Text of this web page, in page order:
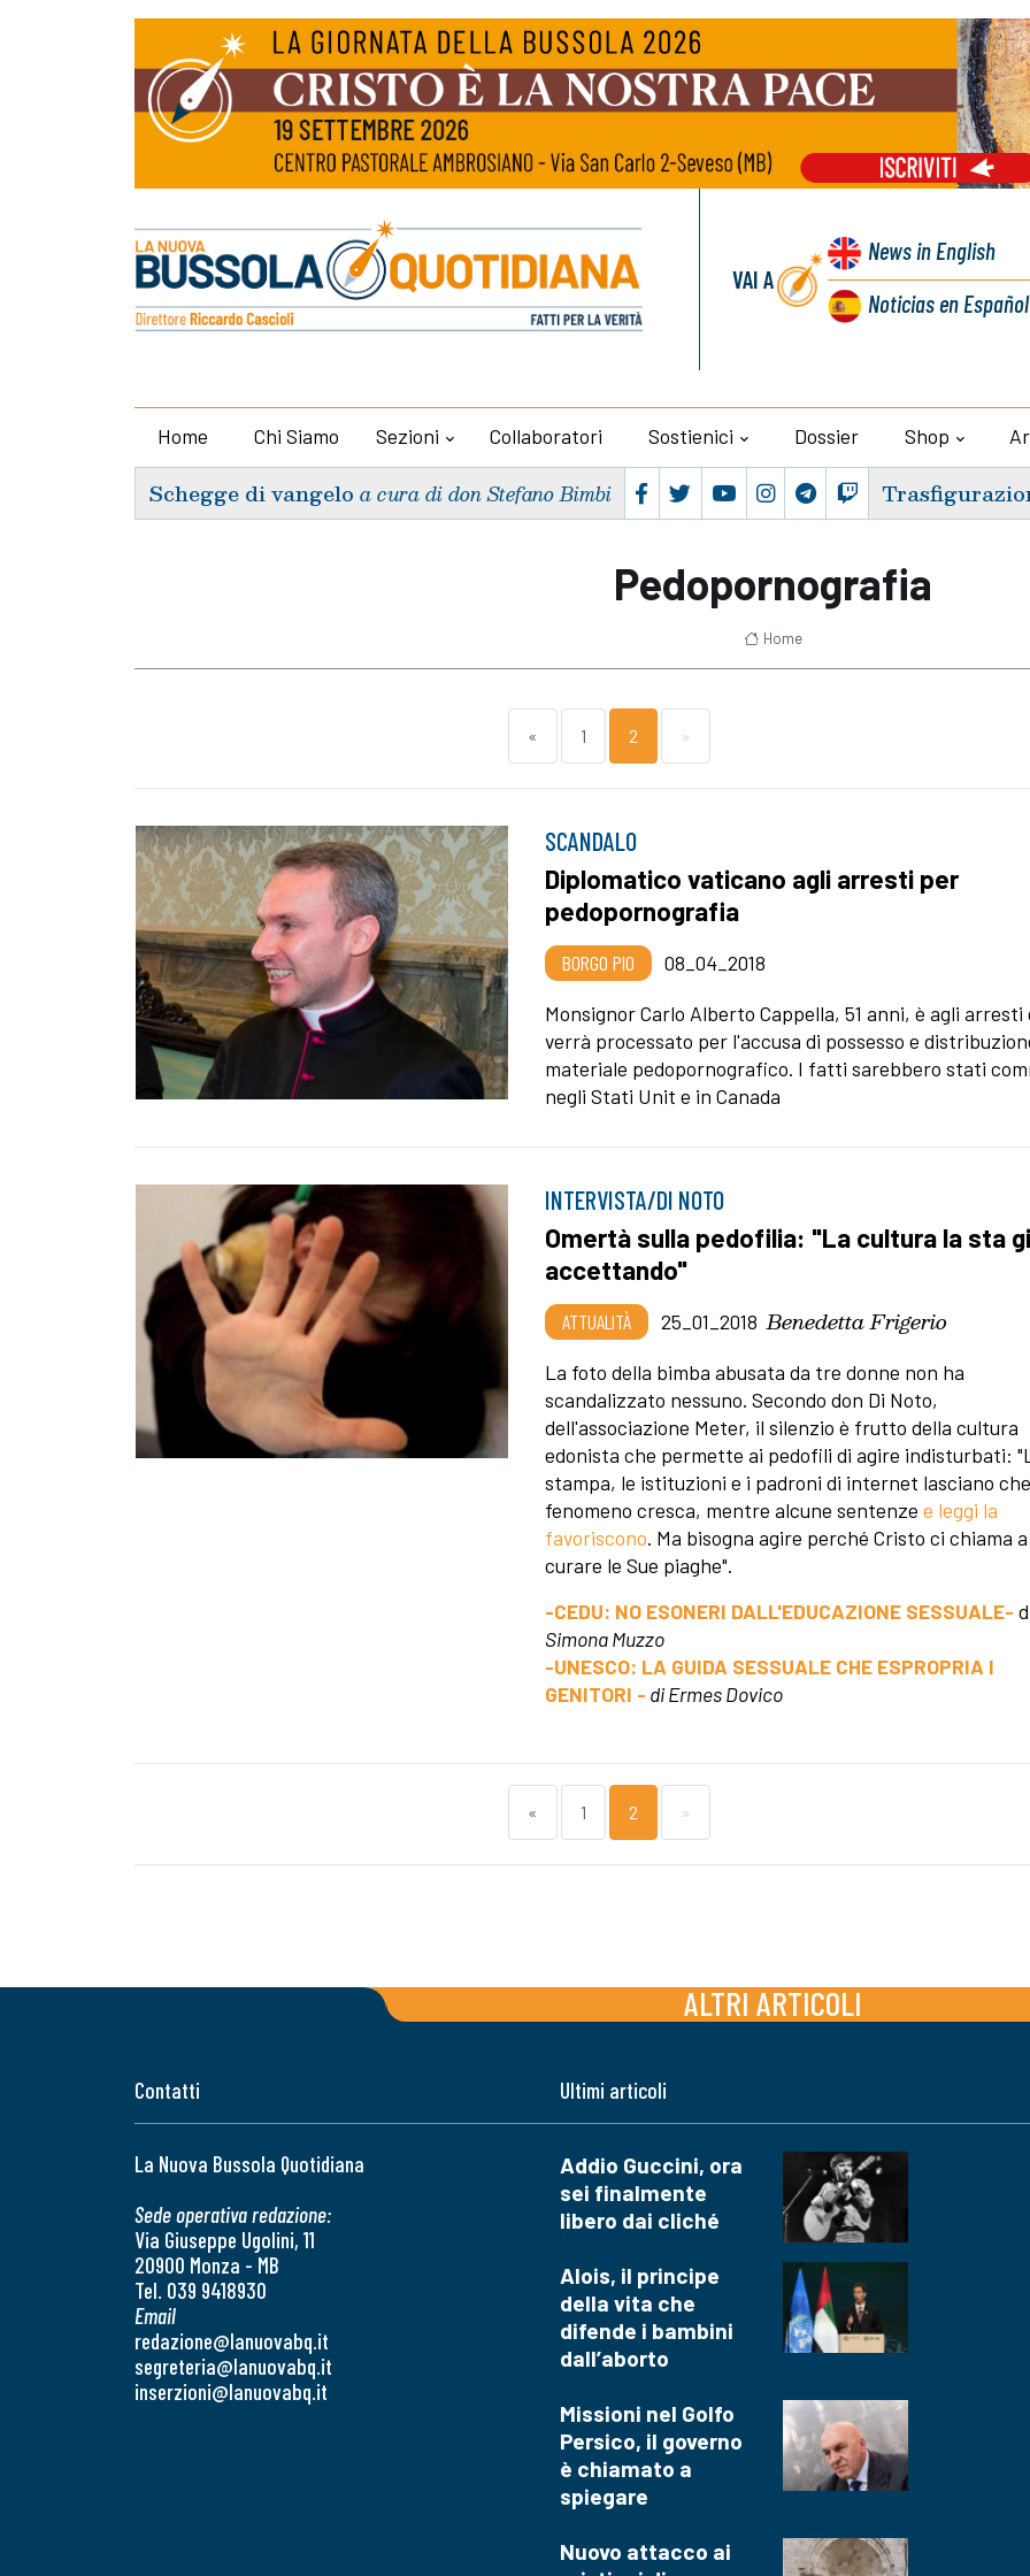
VAI A
Newsin English
Noticiasen Español
Home Chi Siamo Sezioni Collaboratori Sostienici Dossier Shop
Schegge di vangelo a cura di don Stefano Bimbi
Pedopornografia
Home
« 1 2 »
SCANDALO
Diplomatico vaticano agli arresti per
pedopornografia
BORGO PIO
08_04_2018
Monsignor Carlo Alberto Cappella, 51 anni, è agli arresti
verrà processato per l'accusa di possesso e
materiale pedopornografico. I fatti sarebbero stati
negli Stati Unit e in Canada
INTERVISTA/DI NOTO
Omertà sulla pedofilia: "La cultura la sta
accettando"
ATTUALITÀ 25_01_2018 Benedetta Frigerio
La foto della bimba abusata da tre donne non ha
scandalizzato nessuno. Secondo don Di Noto,
dell'associazione Meter, il silenzio è frutto della cultura
edonista che permette ai pedofili di agire indisturbati:
stampa, le istituzioni e i padroni di internet lasciano
fenomeno cresca, mentre alcune sentenzee leggi la
favoriscono. Ma bisogna agire perché Cristo ci chiama a
curare le Sue piaghe".
-CEDU: NO ESONERI DALL'EDUCAZIONE SESSUALE-
Simona Muzzo
-UNESCO: LA GUIDA SESSUALE CHE ESPROPRIA I
GENITORI - di Ermes Dovico
« 1 2 »
ALTRI ARTICOLI
Contatti
La Nuova Bussola Quotidiana
Sede operativa redazione:
Via Giuseppe Ugolini, 11
20900 Monza - MB
Tel. 039 9418930
Email
redazione@lanuovabq.it
segreteria@lanuovabq.it
inserzioni@lanuovabq.it
Ultimi articoli
Addio Guccini, ora
sei finalmente
libero dai cliché
Alois, il principe
della vita che
difende i bambini
dall’aborto
Missioni nel Golfo
Persico, il governo
è chiamato a
spiegare
Nuovo attacco ai